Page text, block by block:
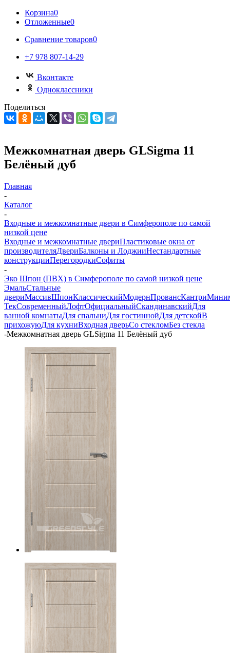
Корзина0
Отложенные0
Сравнение товаров0
+7 978 807-14-29
Вконтакте
Одноклассники
Поделиться
Межкомнатная дверь GLSigma 11
Белёный дуб
Главная
-
Каталог
-
Входные и межкомнатные двери в Симферополе по самой
низкой цене
Входные и межкомнатные двериПластиковые окна от
производителяДвериБалконы и ЛоджииНестандартные
конструкцииПерегородкиСофиты
-
Эко Шпон (ПВХ) в Симферополе по самой низкой цене
ЭмальСтальные
двериМассивШпонКлассическийМодернПровансКантри
ТекСовременныйЛофтОфициальныйСкандинавскийДля
ванной комнатыДля спальниДля гостиннойДля детскойВ
прихожуюДля кухниВходная дверьСо стекломБез стекла
-Межкомнатная дверь GLSigma 11 Белёный дуб